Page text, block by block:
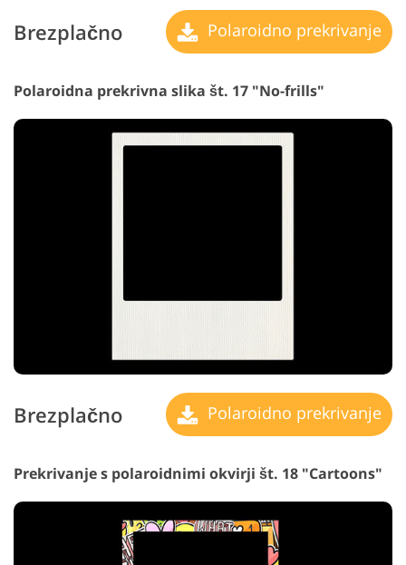
Brezplačno Polaroidno prekrivanje
Polaroidna prekrivna slika št. 17 "No-frills"
Brezplačno Polaroidno prekrivanje
Prekrivanje s polaroidnimi okvirji št. 18 "Cartoons"